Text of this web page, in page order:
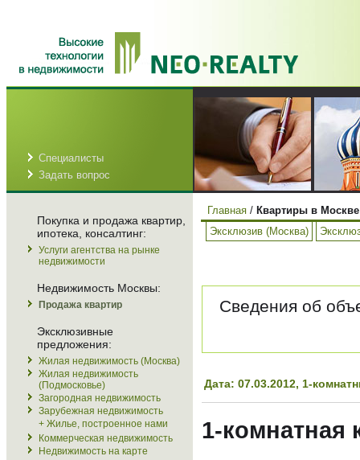
Специалисты
Задать вопрос
Покупка и продажа квартир,
ипотека, консалтинг:
Услуги агентства на рынке
недвижимости
Недвижимость Москвы:
Продажа квартир
Эксклюзивные
предложения:
Жилая недвижимость (Москва)
Жилая недвижимость
(Подмосковье)
Загородная недвижимость
Зарубежная недвижимость
+ Жилье, построенное нами
Коммерческая недвижимость
Недвижимость на карте
Главная / Квартиры в
Эксклюзив (Москва)
Сведения об
Дата: 07.03.2012, 1-
1-комнатная